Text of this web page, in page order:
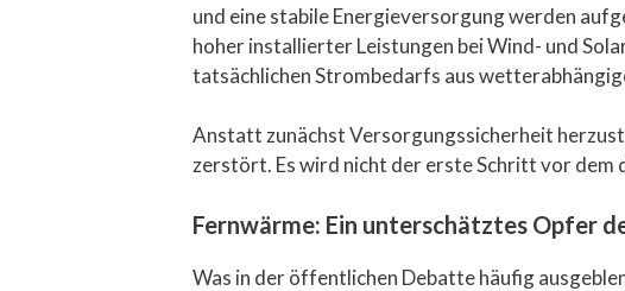
und eine stabile Energieversorgung werden
hoher installierter Leistungen bei Wind- und
tatsächlichen Strombedarfs aus
Anstatt zunächst Versorgungssicherheit
zerstört. Es wird nicht der erste Schritt vor
Fernwärme: Ein unterschätztes Opfer
Was in der öffentlichen Debatte häufig